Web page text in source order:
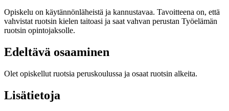
Opiskelu on käytännönläheistä ja kannustavaa. Tavoitteena on, että
vahvistat ruotsin kielen taitoasi ja saat vahvan perustan Työelämän
ruotsin opintojaksolle.
Edeltävä osaaminen
Olet opiskellut ruotsia peruskoulussa ja osaat ruotsin alkeita.
Lisätietoja